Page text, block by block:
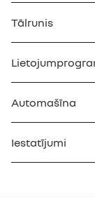
Tālrunis
Automašīna
Iestatījumi